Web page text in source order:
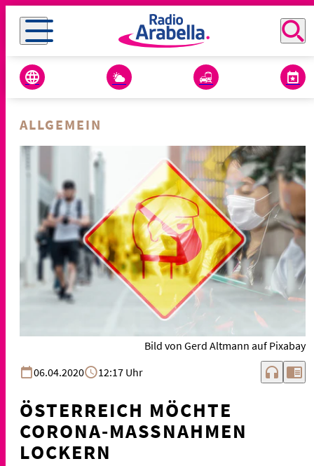
ALLGEMEIN
Bild von Gerd Altmann auf Pixabay
06.04.2020
12:17 Uhr headphones chrome_reader_mode
ÖSTERREICH MÖCHTE
CORONA-MASSNAHMEN L
OCKERN